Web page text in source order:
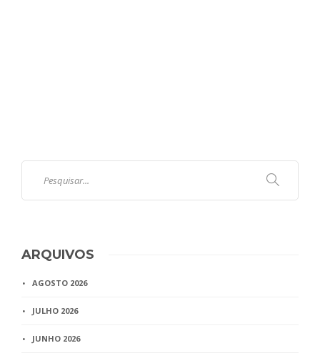
ARQUIVOS
AGOSTO 2026
JULHO 2026
JUNHO 2026